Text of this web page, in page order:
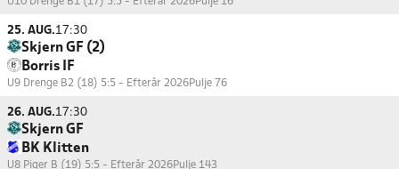
25. AUG.17:30
Skjern GF (2)
Borris IF
U9 Drenge B2 (18) 5:5 - Efterår 2026Pulje 76
26. AUG.17:30
Skjern GF
BK Klitten
U8 Piger B (19) 5:5 - Efterår 2026Pulje 143